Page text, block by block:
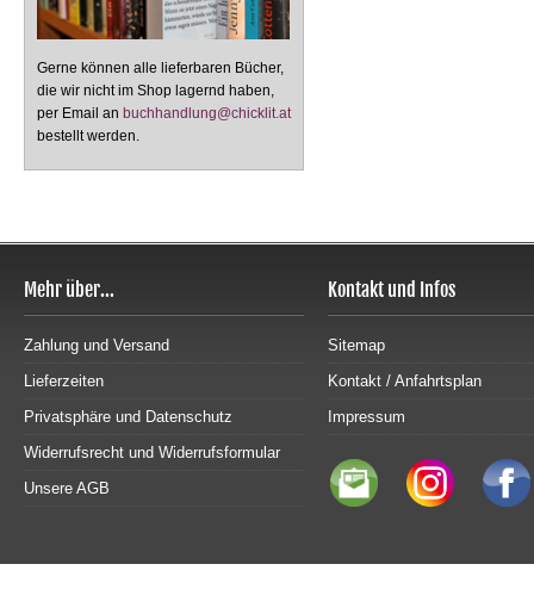
Gerne können alle lieferbaren Bücher,
die wir nicht im Shop lagernd haben,
per Email an buchhandlung@chicklit.at
bestellt werden.
Mehr über...
Zahlung und Versand
Lieferzeiten
Privatsphäre und Datenschutz
Widerrufsrecht und Widerrufsformular
Unsere AGB
Kontakt und Infos
Sitemap
Kontakt / Anfahrtsplan
Impressum